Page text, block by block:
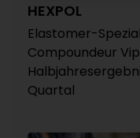
HEXPOL
Elastomer-
Compoundeur
Quartal